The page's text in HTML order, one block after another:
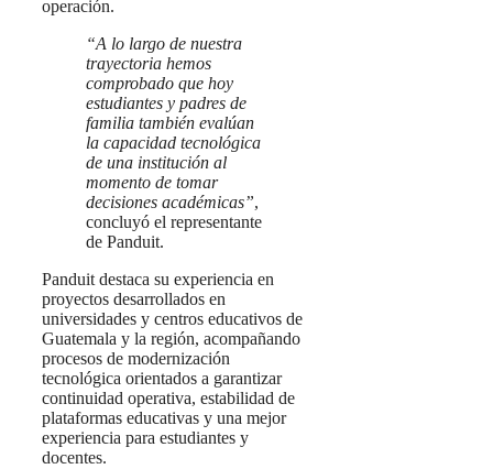
operación.
“A lo largo de nuestra
trayectoria hemos
comprobado que hoy
estudiantes y padres de
familia también evalúan
la capacidad tecnológica
de una institución al
momento de tomar
decisiones académicas”,
concluyó el representante
de Panduit.
Panduit destaca su experiencia en
proyectos desarrollados en
universidades y centros educativos de
Guatemala y la región, acompañando
procesos de modernización
tecnológica orientados a garantizar
continuidad operativa, estabilidad de
plataformas educativas y una mejor
experiencia para estudiantes y
docentes.